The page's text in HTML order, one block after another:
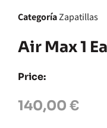
CategoríaZapatillas
Air Max 1
Price:
140,00 €